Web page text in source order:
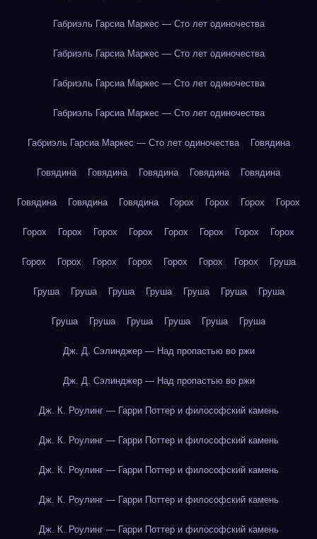
Габриэль Гарсиа Маркес — Сто лет одиночества
Габриэль Гарсиа Маркес — Сто лет одиночества
Габриэль Гарсиа Маркес — Сто лет одиночества
Габриэль Гарсиа Маркес — Сто лет одиночества
Габриэль Гарсиа Маркес — Сто лет одиночества Говядина
Говядина Говядина Говядина Говядина Говядина
Говядина Говядина Говядина Горох Горох Горох Горох
Горох Горох Горох Горох Горох Горох Горох Горох
Горох Горох Горох Горох Горох Горох Горох Груша
Груша Груша Груша Груша Груша Груша Груша
Груша Груша Груша Груша Груша Груша
Дж. Д. Сэлинджер — Над пропастью во ржи
Дж. Д. Сэлинджер — Над пропастью во ржи
Дж. К. Роулинг — Гарри Поттер и философский камень
Дж. К. Роулинг — Гарри Поттер и философский камень
Дж. К. Роулинг — Гарри Поттер и философский камень
Дж. К. Роулинг — Гарри Поттер и философский камень
Дж. К. Роулинг — Гарри Поттер и философский камень